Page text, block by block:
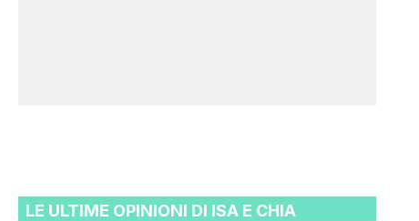
LE ULTIME OPINIONI DI ISA E CHIA